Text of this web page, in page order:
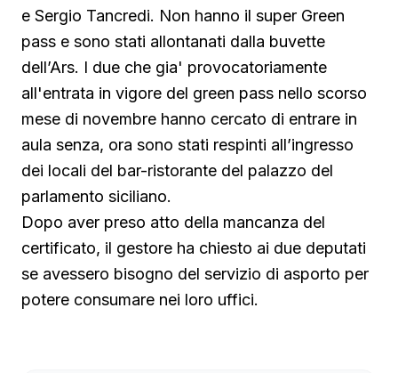
e Sergio Tancredi. Non hanno il super Green
pass e sono stati allontanati dalla buvette
dell’Ars. I due che gia' provocatoriamente
all'entrata in vigore del green pass nello scorso
mese di novembre hanno cercato di entrare in
aula senza, ora sono stati respinti all’ingresso
dei locali del bar-ristorante del palazzo del
parlamento siciliano.
Dopo aver preso atto della mancanza del
certificato, il gestore ha chiesto ai due deputati
se avessero bisogno del servizio di asporto per
potere consumare nei loro uffici.